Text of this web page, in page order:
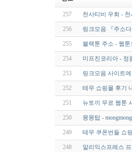
257 천사티비 우회 -
256 링크모음 『주소
255 블랙툰 주소 - 웹
254 미프진코리아 - 정
253 링크모음 사이트
252 테무 쇼핑몰 후기
251 뉴토끼 무료 웹툰
250 몽몽탑 -
249 테무 쿠폰번들 쇼
248 알리익스프레스